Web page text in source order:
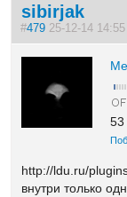
sibirjak
#479 25-12-14
http://ldu.ru/
внутри только